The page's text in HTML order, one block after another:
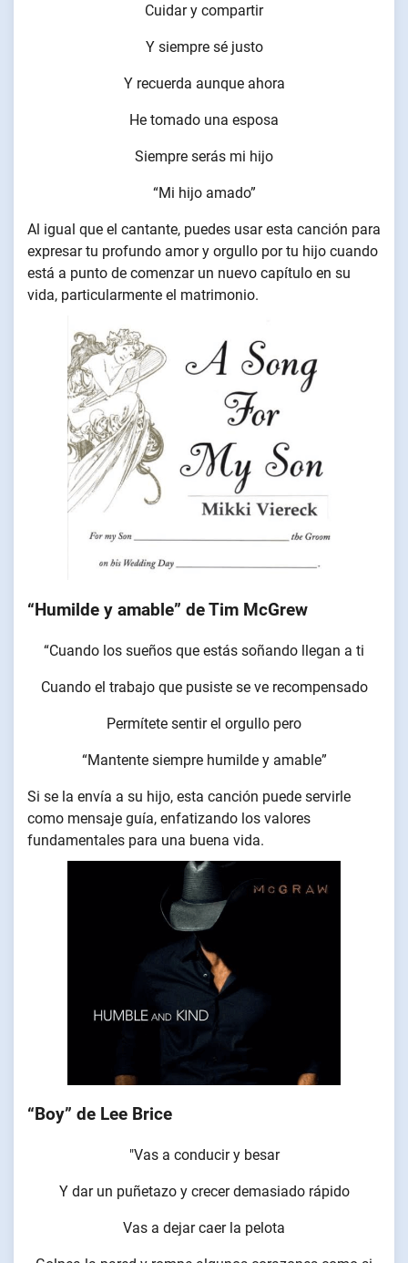
Cuidar y compartir
Y siempre sé justo
Y recuerda aunque ahora
He tomado una esposa
Siempre serás mi hijo
“Mi hijo amado”
Al igual que el cantante, puedes usar esta canción para
expresar tu profundo amor y orgullo por tu hijo cuando
está a punto de comenzar un nuevo capítulo en su
vida, particularmente el matrimonio.
“Humilde y amable” de Tim McGrew
“Cuando los sueños que estás soñando llegan a ti
Cuando el trabajo que pusiste se ve recompensado
Permítete sentir el orgullo pero
“Mantente siempre humilde y amable”
Si se la envía a su hijo, esta canción puede servirle
como mensaje guía, enfatizando los valores
fundamentales para una buena vida.
“Boy” de Lee Brice
"Vas a conducir y besar
Y dar un puñetazo y crecer demasiado rápido
Vas a dejar caer la pelota